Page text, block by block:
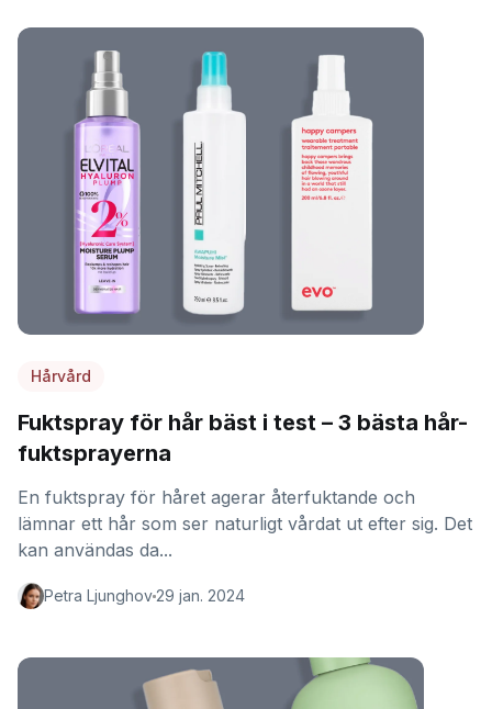
Hårvård
Fuktspray för hår bäst i test – 3 bästa hår-
fuktsprayerna
En fuktspray för håret agerar återfuktande och
lämnar ett hår som ser naturligt vårdat ut efter sig. Det
kan användas da...
Petra Ljunghov 29 jan. 2024